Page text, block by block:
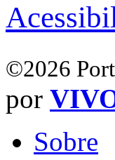
©2026
por
Sobre